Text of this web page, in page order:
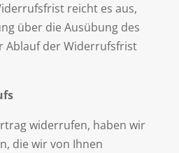
reicht es aus,
über die Ausübung des
Ablauf der Widerrufsfrist
widerrufen, haben wir
die wir von Ihnen